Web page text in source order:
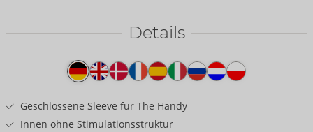
Details
Produkttext
Geschlossene Sleeve für The Handy
Innen ohne Stimulationsstruktur